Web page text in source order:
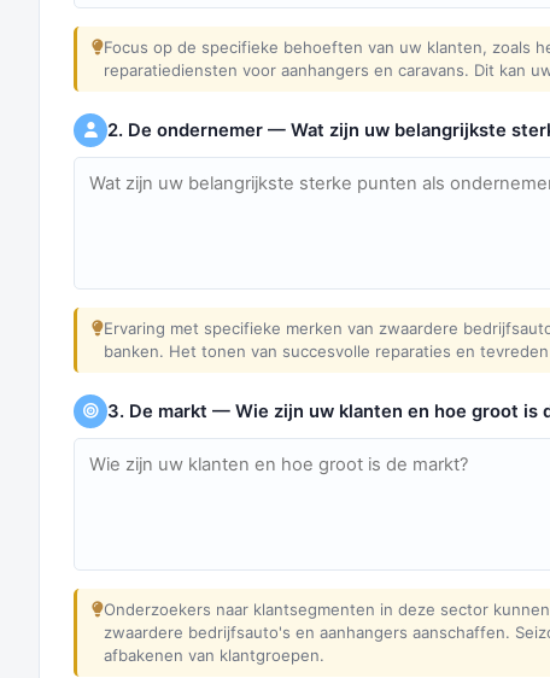
Focus op de specifieke behoeften van uw klanten, zoals
reparatiediensten voor aanhangers en caravans. Dit kan
2. De ondernemer — Wat zijn uw belangrijkste
Ervaring met specifieke merken van zwaardere
banken. Het tonen van succesvolle reparaties en
3. De markt — Wie zijn uw klanten en hoe groot is
Onderzoekers naar klantsegmenten in deze sector
zwaardere bedrijfsauto's en aanhangers aanschaffen.
afbakenen van klantgroepen.